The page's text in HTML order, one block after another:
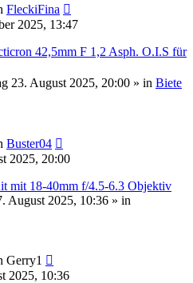
FleckiFina
2025, 13:47
42,5mm F 1,2 Asph. O.I.S für
23. August 2025, 20:00 » in Biete
Buster04
2025, 20:00
mit 18-40mm f/4.5-6.3 Objektiv
August 2025, 10:36 » in
Gerry1
2025, 10:36